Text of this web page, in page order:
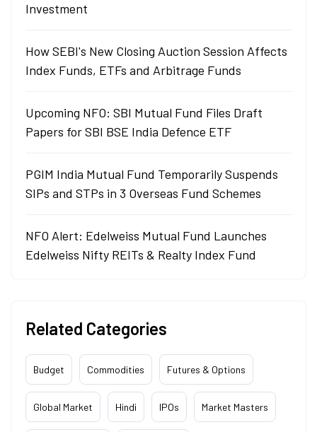
Investment
How SEBI's New Closing Auction Session Affects
Index Funds, ETFs and Arbitrage Funds
Upcoming NFO: SBI Mutual Fund Files Draft
Papers for SBI BSE India Defence ETF
PGIM India Mutual Fund Temporarily Suspends
SIPs and STPs in 3 Overseas Fund Schemes
NFO Alert: Edelweiss Mutual Fund Launches
Edelweiss Nifty REITs & Realty Index Fund
Related Categories
Budget Commodities Futures & Options
Global Market Hindi IPOs Market Masters